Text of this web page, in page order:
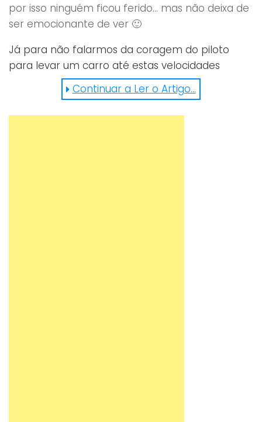
por isso ninguém ficou ferido… mas não deixa de
ser emocionante de ver 🙂
Já para não falarmos da coragem do piloto
para levar um carro até estas velocidades
incríveis, algo também só possível num
ambiente controlado. Pode ver o que aconteceu
e deixe a sua opinião.
Continuar a Ler o Artigo...